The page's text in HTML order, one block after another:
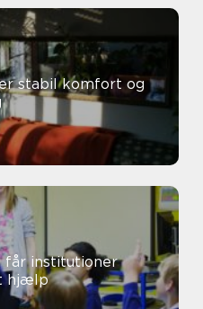
stabil komfort og
får institutioner
hjælp